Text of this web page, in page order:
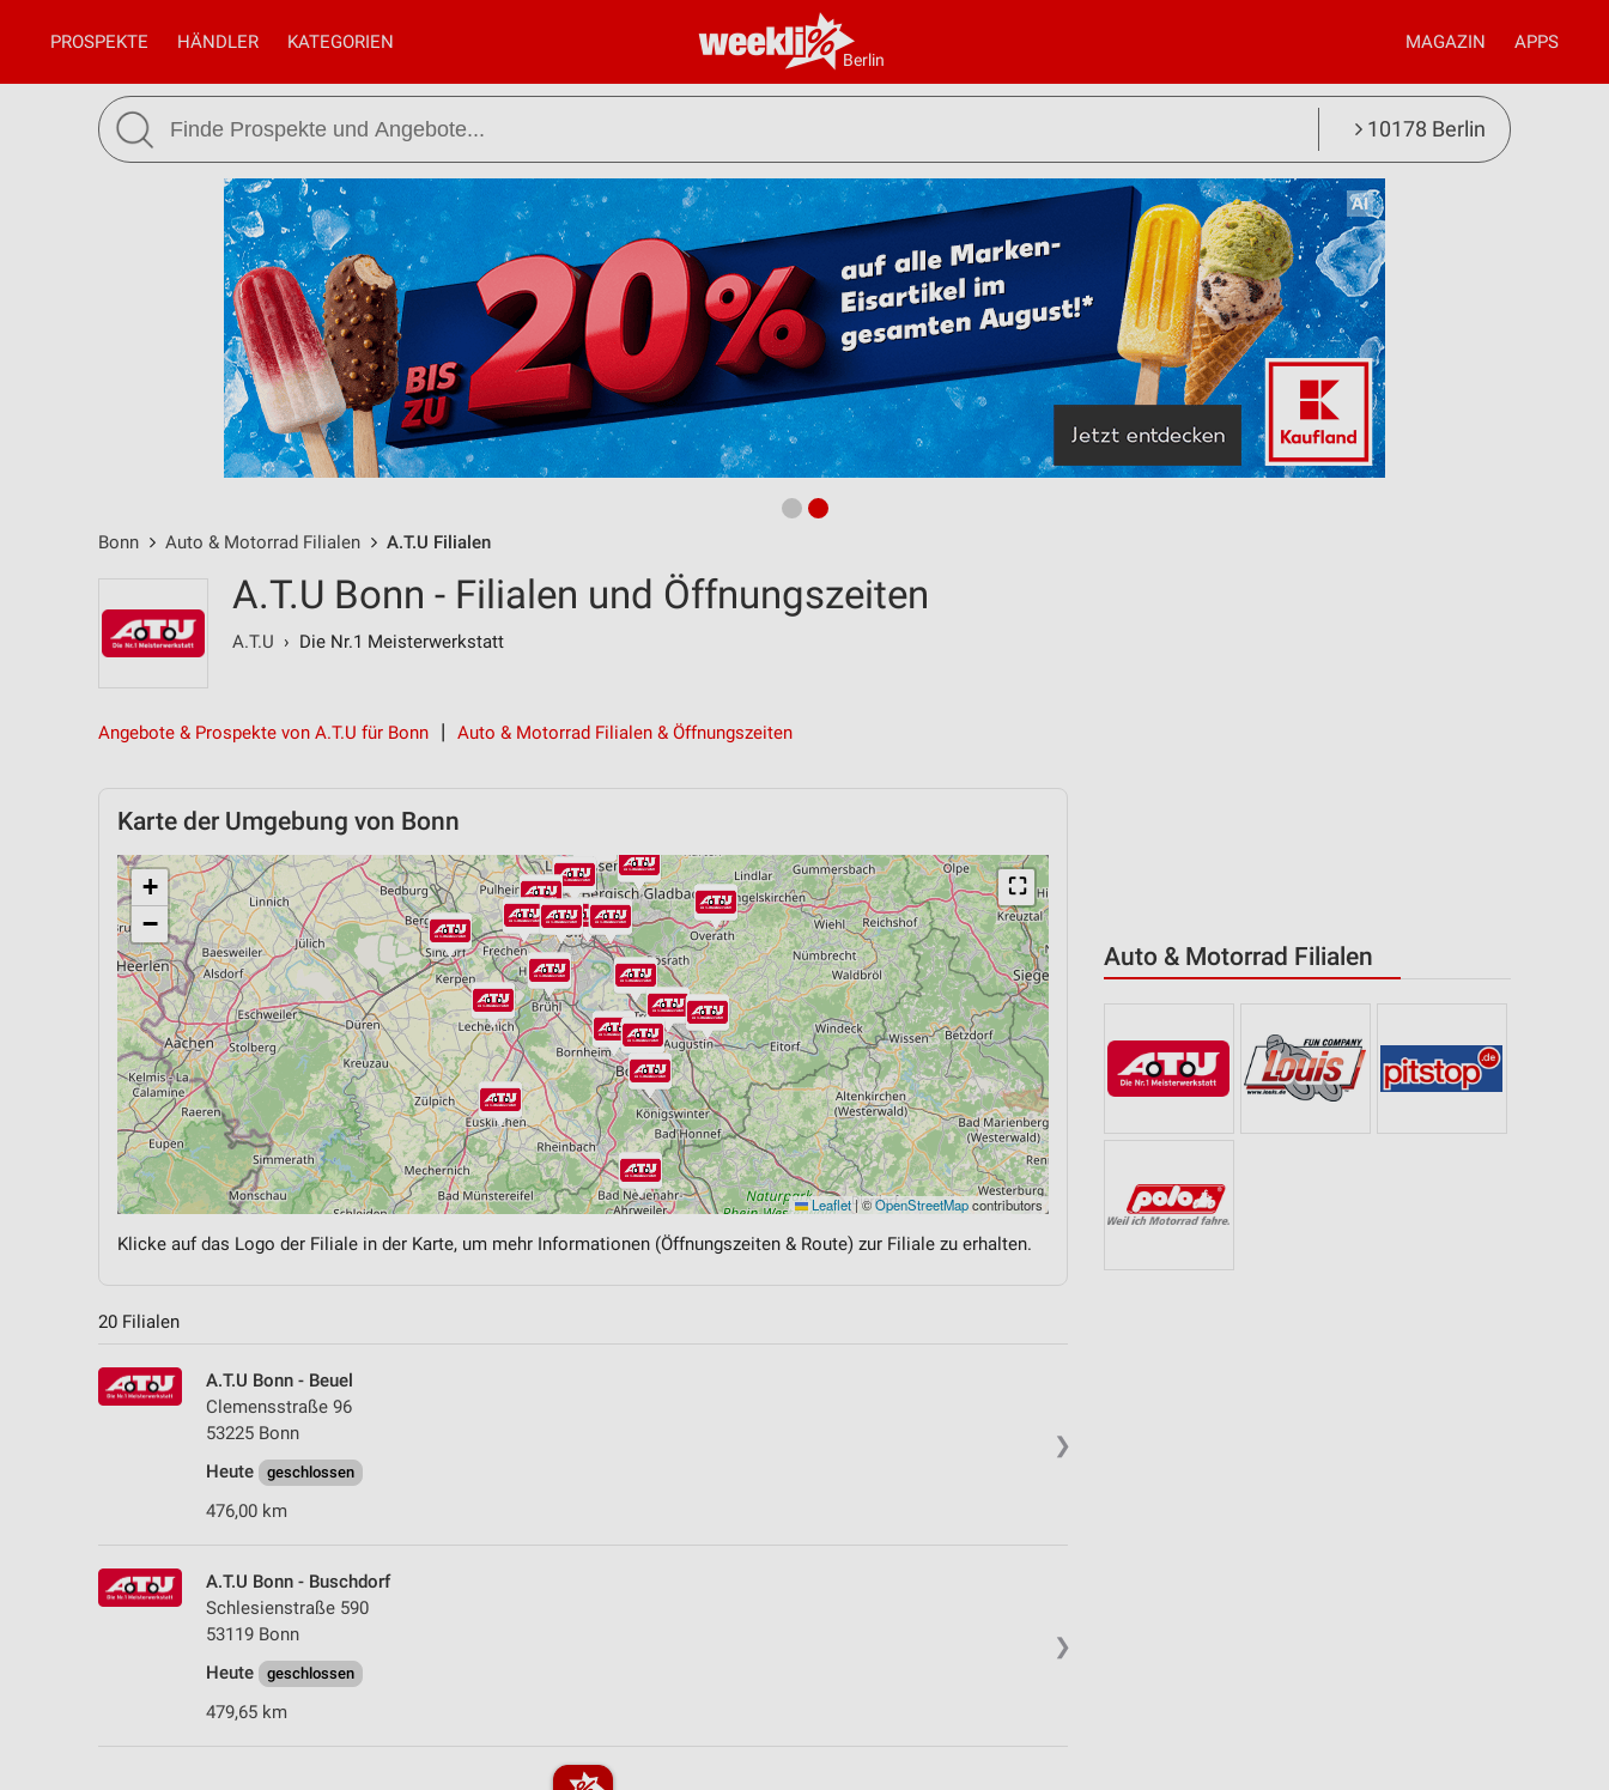
Berlin
PROSPEKTE HÄNDLER KATEGORIEN MAGAZIN APPS
10178 Berlin
Bonn Auto & Motorrad Filialen A.T.U Filialen
Auto & Motorrad Filialen
A.T.U Bonn - Filialen und Öffnungszeiten
A.T.U › Die Nr.1 Meisterwerkstatt
Angebote & Prospekte von A.T.U für Bonn Auto & Motorrad Filialen & Öffnungszeiten
Karte der Umgebung von Bonn
⛶
+
−
Leaflet|©OpenStreetMapcontributors
Klicke auf das Logo der Filiale in der Karte, um mehr Informationen (Öffnungszeiten & Route) zur Filiale zu erhalten.
20 Filialen
❯
A.T.U Bonn - Beuel
Clemensstraße 96
53225 Bonn
Heute
geschlossen
476,00 km
❯
A.T.U Bonn - Buschdorf
Schlesienstraße 590
53119 Bonn
Heute
geschlossen
479,65 km